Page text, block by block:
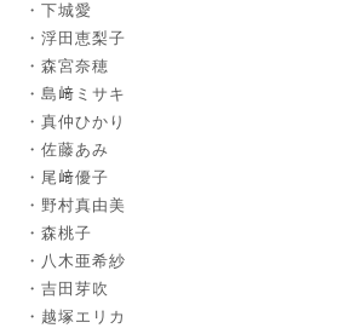
下城愛
浮田恵梨子
森宮奈穂
島﨑ミサキ
真仲ひかり
佐藤あみ
尾﨑優子
野村真由美
森桃子
八木亜希紗
吉田芽吹
越塚エリカ